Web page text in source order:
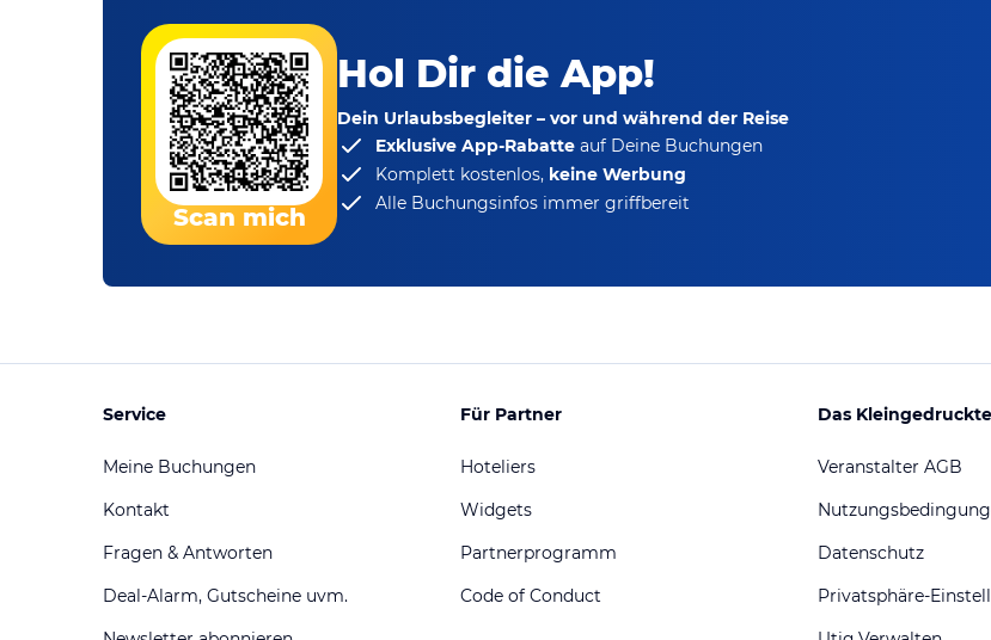
Scan mich
Hol Dir die App!
Dein Urlaubsbegleiter – vor und während der Reise
Exklusive App-Rabatte auf Deine Buchungen
Komplett kostenlos, keine Werbung
Alle Buchungsinfos immer griffbereit
Service
Meine Buchungen
Kontakt
Fragen & Antworten
Deal-Alarm, Gutscheine uvm.
Für Partner
Hoteliers
Widgets
Partnerprogramm
Code of Conduct
Das Kleingedruckte
Veranstalter AGB
Datenschutz
Privatsphäre-